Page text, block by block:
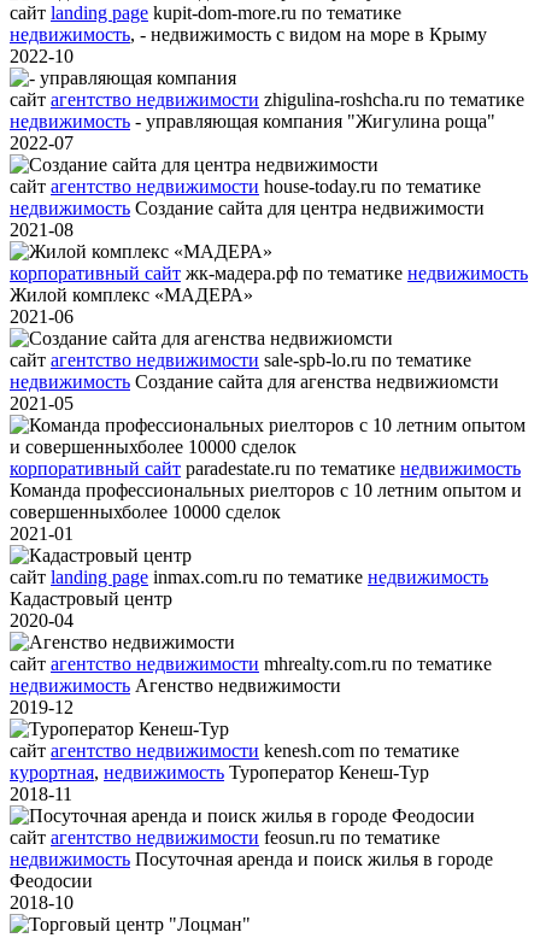
сайт landing page kupit-dom-more.ru по тематике
недвижимость, - недвижимость с видом на море в Крыму
2022-10
сайт агентство недвижимости zhigulina-roshcha.ru по тематике
недвижимость - управляющая компания "Жигулина роща"
2022-07
сайт агентство недвижимости house-today.ru по тематике
недвижимость Создание сайта для центра недвижимости
2021-08
корпоративный сайт жк-мадера.рф по тематике недвижимость
Жилой комплекс «МАДЕРА»
2021-06
сайт агентство недвижимости sale-spb-lo.ru по тематике
недвижимость Создание сайта для агенства недвижиомсти
2021-05
корпоративный сайт paradestate.ru по тематике недвижимость
Команда профессиональных риелторов с 10 летним опытом и
совершенныхболее 10000 сделок
2021-01
сайт landing page inmax.com.ru по тематике недвижимость
Кадастровый центр
2020-04
сайт агентство недвижимости mhrealty.com.ru по тематике
недвижимость Агенство недвижимости
2019-12
сайт агентство недвижимости kenesh.com по тематике
курортная, недвижимость Туроператор Кенеш-Тур
2018-11
сайт агентство недвижимости feosun.ru по тематике
недвижимость Посуточная аренда и поиск жилья в городе
Феодосии
2018-10